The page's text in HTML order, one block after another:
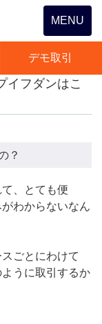
Toggle
navigation
MENU
デモ取引
イフダンはこ
？
、とても便
わからないなん
ごとにわけて
ように取引するか